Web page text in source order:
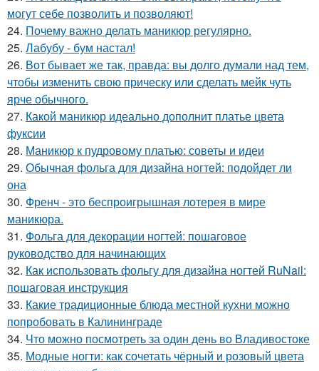
могут себе позволить и позволяют!
24. Почему важно делать маникюр регулярно.
25. Лабубу - бум настал!
26. Вот бывает же так, правда: вы долго думали над тем,
чтобы изменить свою прическу или сделать мейк чуть
ярче обычного.
27. Какой маникюр идеально дополнит платье цвета
фуксии
28. Маникюр к пудровому платью: советы и идеи
29. Обычная фольга для дизайна ногтей: подойдет ли
она
30. Френч - это беспроигрышная лотерея в мире
маникюра.
31. Фольга для декорации ногтей: пошаговое
руководство для начинающих
32. Как использовать фольгу для дизайна ногтей RuNail:
пошаговая инструкция
33. Какие традиционные блюда местной кухни можно
попробовать в Калининграде
34. Что можно посмотреть за один день во Владивостоке
35. Модные ногти: как сочетать чёрный и розовый цвета